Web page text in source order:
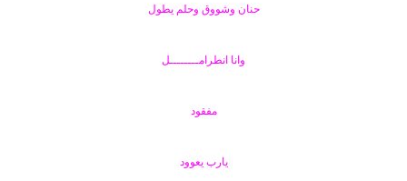
حنان وشووق وحلم يطول
وانا انطرامــــــــل
مفقود
يارب يعوود